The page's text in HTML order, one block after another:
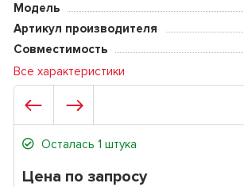
Модель
Артикул производителя
Совместимость
Все характеристики
Осталась 1 штука
Цена по запросу